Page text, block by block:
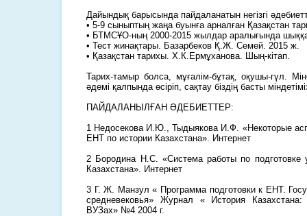
Дайындық барысында пайдаланатын негізгі
• 5-9 сыныптың жаңа буынға арналған Қазақстан
• БТМСҰО-ның 2000-2015 жылдар аралығында
• Тест жинақтары. Базарбеков Қ.Ж. Семей. 2015 ж.
• Қазақстан тарихы. Х.К.Ермұханова. Шың-кітап.
Тарих-тамыр болса, мұғалім-бұтақ, оқушы-гүл.
әдемі қалпында өсіріп, сақтау біздің басты
ПАЙДАЛАНЫЛҒАН ӘДЕБИЕТТЕР:
1 Недосекова И.Ю., Тыдыякова И.Ф. «Некоторые
ЕНТ по истории Казахстана». Интернет
2 Бородина Н.С. «Система работы по
Казахстана». Интернет
3 Г. Ж. Манзул « Программа подготовки к ЕНТ.
средневековья» Журнал « История
ВУЗах» №4 2004 г.